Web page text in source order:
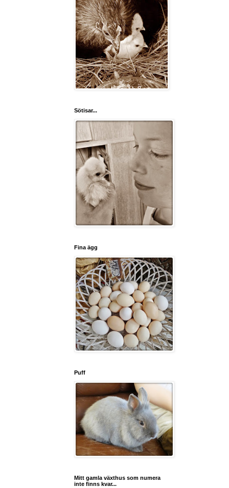
Sötisar...
Fina ägg
Puff
Mitt gamla växthus som numera
inte finns kvar...